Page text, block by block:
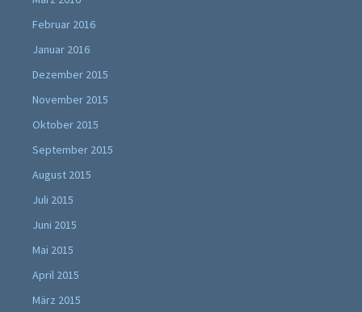
Februar 2016
Januar 2016
Dezember 2015
November 2015
Oktober 2015
September 2015
August 2015
Juli 2015
Juni 2015
Mai 2015
April 2015
März 2015